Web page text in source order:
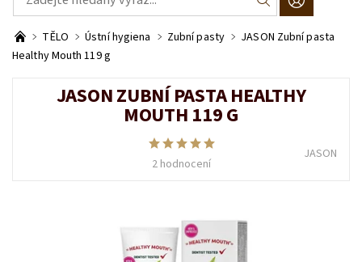
TĚLO Ústní hygiena Zubní pasty
JASON Zubní pasta
Healthy Mouth 119 g
JASON ZUBNÍ PASTA HEALTHY
MOUTH 119 G
2 hodnocení
JASON